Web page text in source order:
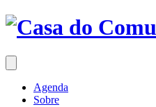
Saltar
para
conteúdo
Agenda
Sobre